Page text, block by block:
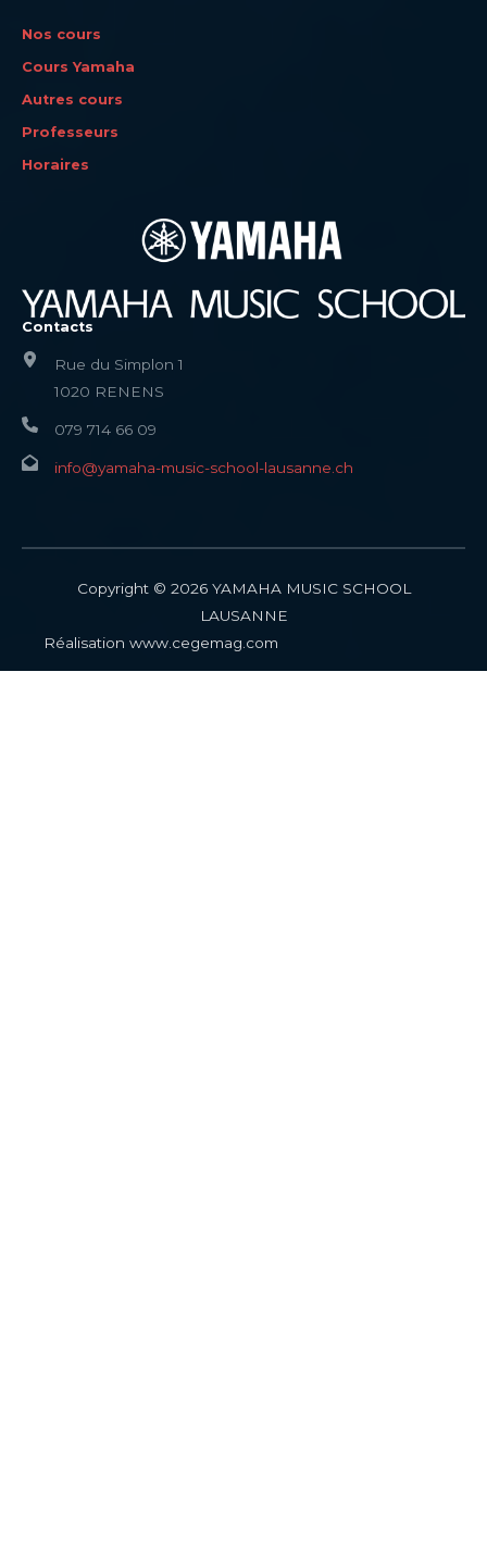
Nos cours
Cours Yamaha
Autres cours
Professeurs
Horaires
Contacts
Rue du Simplon 1
1020 RENENS
079 714 66 09
info@yamaha-music-school-lausanne.ch
Copyright © 2026 YAMAHA MUSIC SCHOOL
LAUSANNE
Réalisation www.cegemag.com